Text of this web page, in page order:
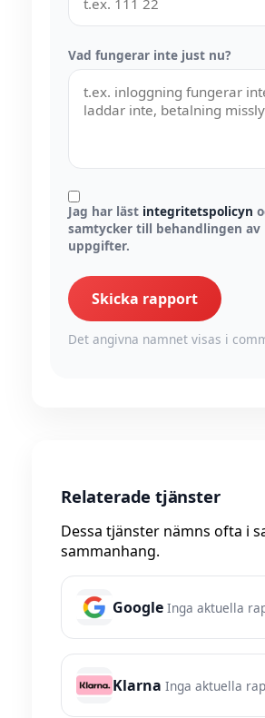
Vad fungerar inte just nu?
Jag har läst integritetspolicyn
samtycker till behandlingen av
uppgifter.
Skicka rapport
Det angivna namnet visas i
Relaterade tjänster
Dessa tjänster nämns ofta i
sammanhang.
Google Inga aktuella
Klarna Inga aktuella